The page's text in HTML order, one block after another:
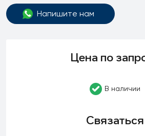
Напишите нам
Цена по
В наличии
Связаться